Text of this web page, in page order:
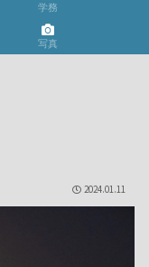
学務
写真
2024.01.11